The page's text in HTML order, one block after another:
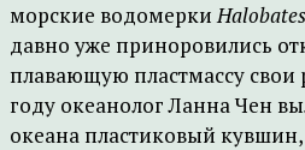
морские водомерки
давно уже приноровились
плавающую пластмассу свои
году океанолог Ланна Чен
океана пластиковый